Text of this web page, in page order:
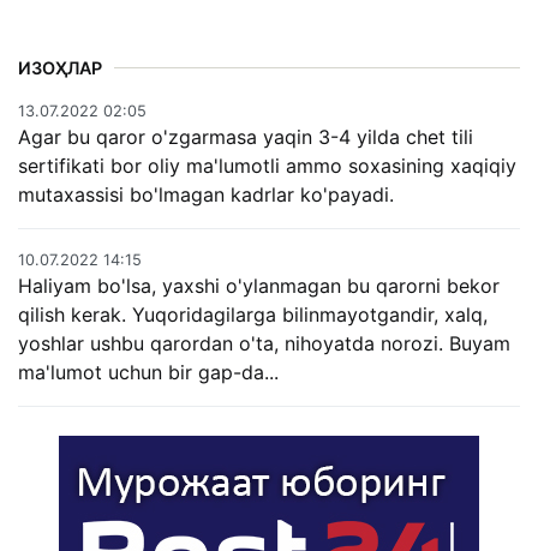
ИЗОҲЛАР
13.07.2022 02:05
Agar bu qaror o'zgarmasa yaqin 3-4 yilda chet tili
sertifikati bor oliy ma'lumotli ammo soxasining xaqiqiy
mutaxassisi bo'lmagan kadrlar ko'payadi.
10.07.2022 14:15
Haliyam bo'lsa, yaxshi o'ylanmagan bu qarorni bekor
qilish kerak. Yuqoridagilarga bilinmayotgandir, xalq,
yoshlar ushbu qarordan o'ta, nihoyatda norozi. Buyam
ma'lumot uchun bir gap-da...